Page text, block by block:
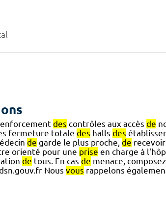
des contrôles aux accès de
fermeture totale des halls des
de garde le plus proche, de
orienté pour une prise en charge à
de tous. En cas de menace,
Nous vous rappelons